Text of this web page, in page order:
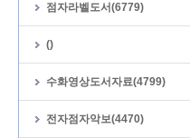
점자라벨도서(6779)
()
수화영상도서자료(4799)
전자점자악보(4470)